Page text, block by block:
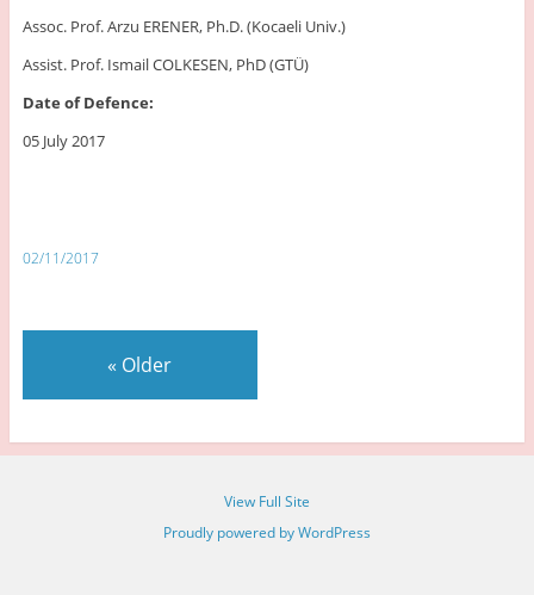
Assoc. Prof. Arzu ERENER, Ph.D. (Kocaeli Univ.)
Assist. Prof. Ismail COLKESEN, PhD (GTÜ)
Date of Defence:
05 July 2017
02/11/2017
« Older
View Full Site
Proudly powered by WordPress